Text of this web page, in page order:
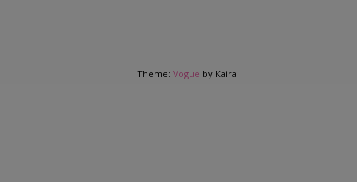
Theme: Vogue by Kaira